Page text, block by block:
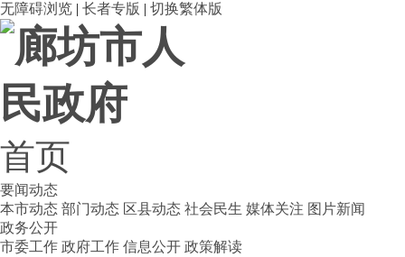
无障碍浏览 | 长者专版 | 切换繁体版
首页
要闻动态
本市动态 部门动态 区县动态 社会民生 媒体关注 图片新闻
政务公开
市委工作 政府工作 信息公开 政策解读